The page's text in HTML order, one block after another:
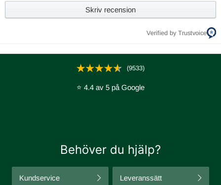
Skriv recension
Verified by Trustvoice
(9533)
⭐ 4.4 av 5 på Google
Behöver du hjälp?
Kundservice Leveranssätt